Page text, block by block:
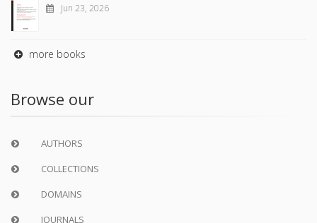
Jun 23, 2026
more books
Browse our
AUTHORS
COLLECTIONS
DOMAINS
JOURNALS